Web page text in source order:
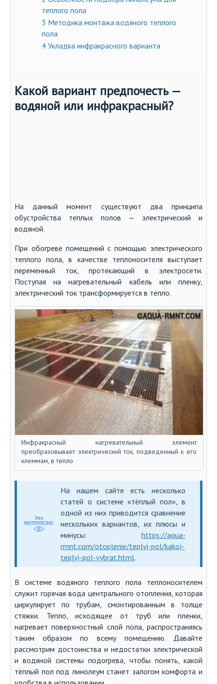
теплого пола
3 Методика монтажа водяного теплого
пола
4 Укладка инфракрасного варианта
Какой вариант предпочесть —
водяной или инфракрасный?
На данный момент существуют два принципа
обустройства теплых полов — электрический и
водяной.
При обогреве помещений с помощью электрического
теплого пола, в качестве теплоносителя выступает
переменный ток, протекающий в электросети.
Поступая на нагревательный кабель или пленку,
электрический ток трансформируется в тепло.
Инфракрасный нагревательный элемент
преобразовывает электрический ток, подведенный к его
клеммам, в тепло
На нашем сайте есть несколько
статей о системе «тёплый пол», в
одной из них приводится сравнение
нескольких вариантов, их плюсы и
минусы: https://aqua-
rmnt.com/otoplenie/teplyj-pol/kakoj-
teplyj-pol-vybrat.html.
В системе водяного теплого пола теплоносителем
служит горячая вода центрального отопления, которая
циркулирует по трубам, смонтированным в толще
стяжки. Тепло, исходящее от труб или пленки,
нагревает поверхностный слой пола, распространяясь
таким образом по всему помещению. Давайте
рассмотрим достоинства и недостатки электрической
и водяной системы подогрева, чтобы понять, какой
тёплый пол под линолеум станет залогом комфорта и